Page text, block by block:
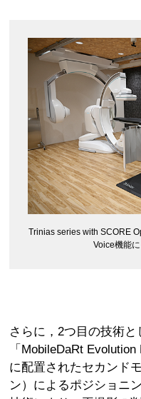
Trinias series with SCORE
Voice機能
さらに，2つ目の技術
「MobileDaRt
に配置されたセカンド
ン）によるポジショニ